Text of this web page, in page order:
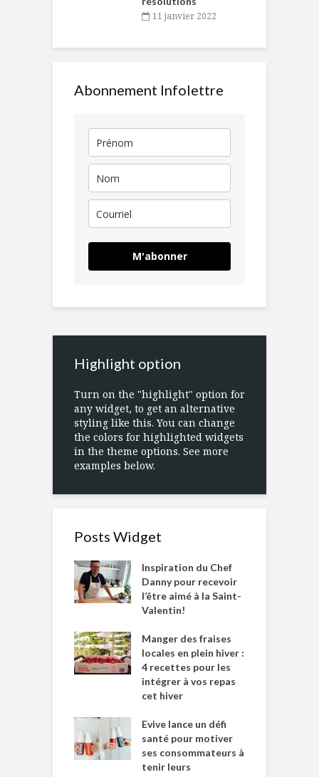
11 janvier 2022
Abonnement Infolettre
M'abonner
Highlight option
Turn on the "highlight" option for
any widget, to get an alternative
styling like this. You can change
the colors for highlighted widgets
in the theme options. See more
examples below.
Posts Widget
Inspiration du Chef
Danny pour recevoir
l’être aimé à la Saint-
Valentin!
Manger des fraises
locales en plein hiver :
4 recettes pour les
intégrer à vos repas
cet hiver
Evive lance un défi
santé pour motiver
ses consommateurs à
tenir leurs